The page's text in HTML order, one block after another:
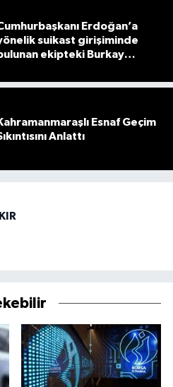
Erdoğan’a
suikast girişiminde
ekipteki Burkay
Esnaf Geçim
Anlattı